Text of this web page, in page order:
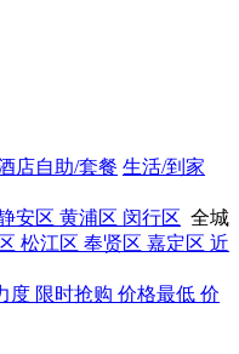
店自助/套餐 生活/到家
全城
安区 黄浦区 闵行区
松江区 奉贤区 嘉定区 近
度 限时抢购 价格最低 价